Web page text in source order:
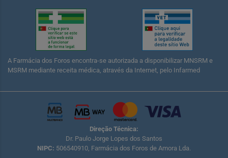
A Farmácia dos Foros encontra-se autorizada a disponibilizar MNSRM e
MSRM mediante receita médica, através da Internet, pelo Infarmed
Direção Técnica:
Dr. Paulo Jorge Lopes dos Santos
NIPC: 506540910, Farmácia dos Foros de Amora Lda.